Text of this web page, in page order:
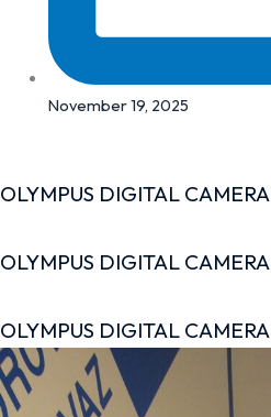
November 19, 2025
OLYMPUS DIGITAL CAMERA
OLYMPUS DIGITAL CAMERA
OLYMPUS DIGITAL CAMERA